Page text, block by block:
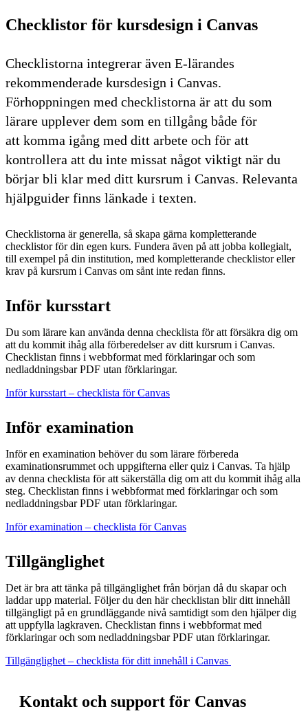
Checklistor för kursdesign i Canvas
Checklistorna integrerar även E-lärandes
rekommenderade kursdesign i Canvas.
Förhoppningen med checklistorna är att du som
lärare upplever dem som en tillgång både för
att komma igång med ditt arbete och för att
kontrollera att du inte missat något viktigt när du
börjar bli klar med ditt kursrum i Canvas. Relevanta
hjälpguider finns länkade i texten.
Checklistorna är generella, så skapa gärna kompletterande
checklistor för din egen kurs. Fundera även på att jobba kollegialt,
till exempel på din institution, med kompletterande checklistor eller
krav på kursrum i Canvas om sånt inte redan finns.
Inför kursstart
Du som lärare kan använda denna checklista för att försäkra dig om
att du kommit ihåg alla förberedelser av ditt kursrum i Canvas.
Checklistan finns i webbformat med förklaringar och som
nedladdningsbar PDF utan förklaringar.
Inför kursstart – checklista för Canvas
Inför examination
Inför en examination behöver du som lärare förbereda
examinationsrummet och uppgifterna eller quiz i Canvas. Ta hjälp
av denna checklista för att säkerställa dig om att du kommit ihåg alla
steg. Checklistan finns i webbformat med förklaringar och som
nedladdningsbar PDF utan förklaringar.
Inför examination – checklista för Canvas
Tillgänglighet
Det är bra att tänka på tillgänglighet från början då du skapar och
laddar upp material. Följer du den här checklistan blir ditt innehåll
tillgängligt på en grundläggande nivå samtidigt som den hjälper dig
att uppfylla lagkraven. Checklistan finns i webbformat med
förklaringar och som nedladdningsbar PDF utan förklaringar.
Tillgänglighet – checklista för ditt innehåll i Canvas
Kontakt och support för Canvas